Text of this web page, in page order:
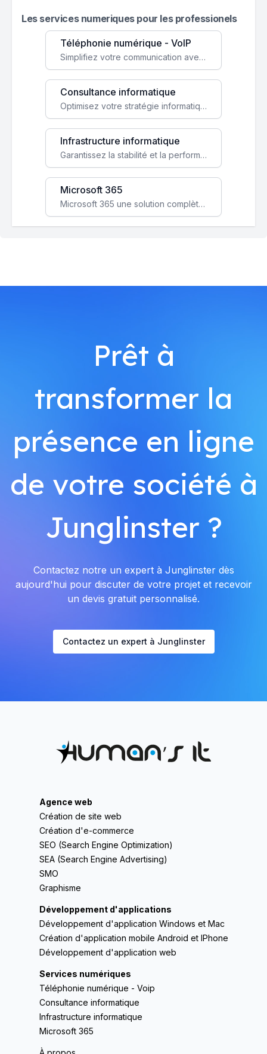
Les services numeriques pour les professionels
Téléphonie numérique - VoIP
Simplifiez votre communication avec une solution VoIP flexible, économique et adaptée à vos besoins professionnels.
Consultance informatique
Optimisez votre stratégie informatique avec l'expertise de nos consultants pour améliorer votre efficacité et sécurité.
Infrastructure informatique
Garantissez la stabilité et la performance de votre entreprise avec une infrastructure IT sécurisée et évolutive.
Microsoft 365
Microsoft 365 une solution complète qui booste votre productivité, renforce la sécurité de vos données et facilite la collaboration.
Prêt à
transformer la
présence en ligne
de votre société à
Junglinster ?
Contactez notre un expert à Junglinster dès
aujourd'hui pour discuter de votre projet et recevoir
un devis gratuit personnalisé.
Contactez un expert à Junglinster
Agence web
Création de site web
Création d'e-commerce
SEO (Search Engine Optimization)
SEA (Search Engine Advertising)
SMO
Graphisme
Développement d'applications
Développement d'application Windows et Mac
Création d'application mobile Android et IPhone
Développement d'application web
Services numériques
Téléphonie numérique - Voip
Consultance informatique
Infrastructure informatique
Microsoft 365